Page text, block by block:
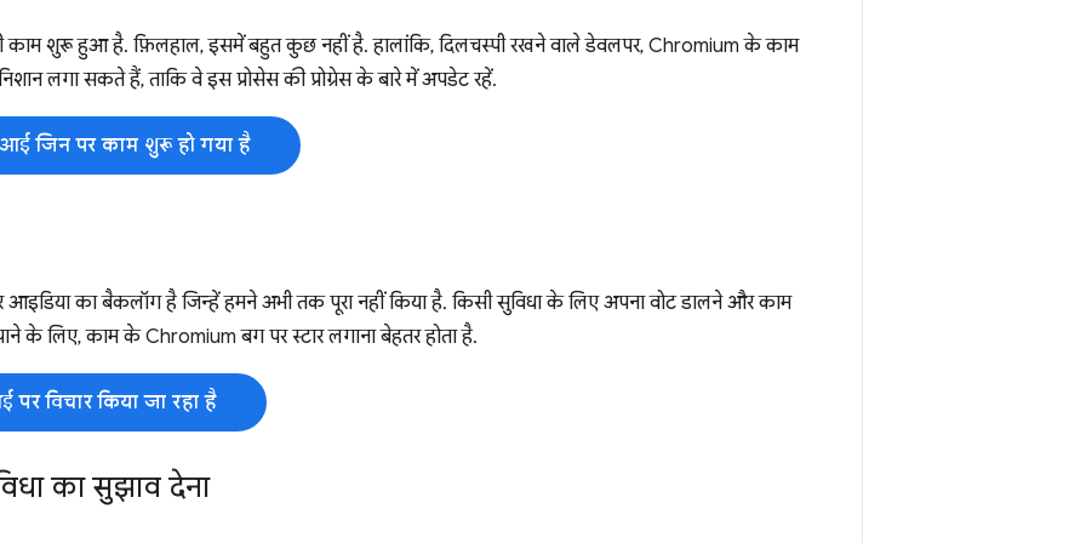
काम शुरू हुआ है. फ़िलहाल, इसमें बहुत कुछ नहीं है. हालांकि, दिलचस्पी रखने वाले डेवलपर, Chromium के काम
लगा सकते हैं, ताकि वे इस प्रोसेस की प्रोग्रेस के बारे में अपडेट रहें.
जिन पर काम शुरू हो गया है
का बैकलॉग है जिन्हें हमने अभी तक पूरा नहीं किया है. किसी सुविधा के लिए अपना वोट डालने और काम
के लिए, काम के Chromium बग पर स्टार लगाना बेहतर होता है.
पर विचार किया जा रहा है
का सुझाव देना